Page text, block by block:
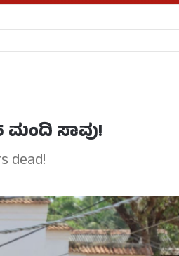
ಮಂದಿ ಸಾವು!
dead!